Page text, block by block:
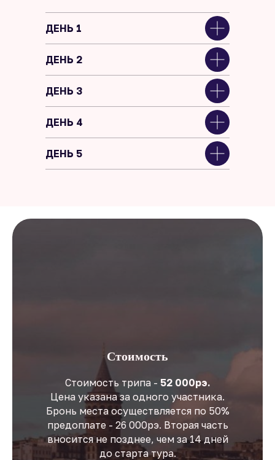
ДЕНЬ 1
ДЕНЬ 2
ДЕНЬ 3
ДЕНЬ 4
ДЕНЬ 5
Стоимость
Стоимость трипа - 52 000рэ.
Цена указана за одного участника.
Бронь места осуществляется по 50%
предоплате - 26 000рэ. Вторая часть
вносится не позднее, чем за 14 дней
до старта тура.